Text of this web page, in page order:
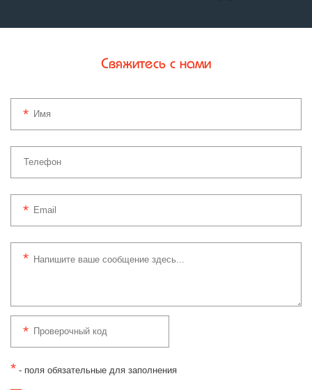
Свяжитесь с нами
* - поля обязательные для заполнения